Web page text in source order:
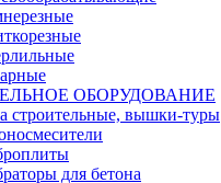
ОБОРУДОВАНИЕ
строительные, вышки-туры
для бетона